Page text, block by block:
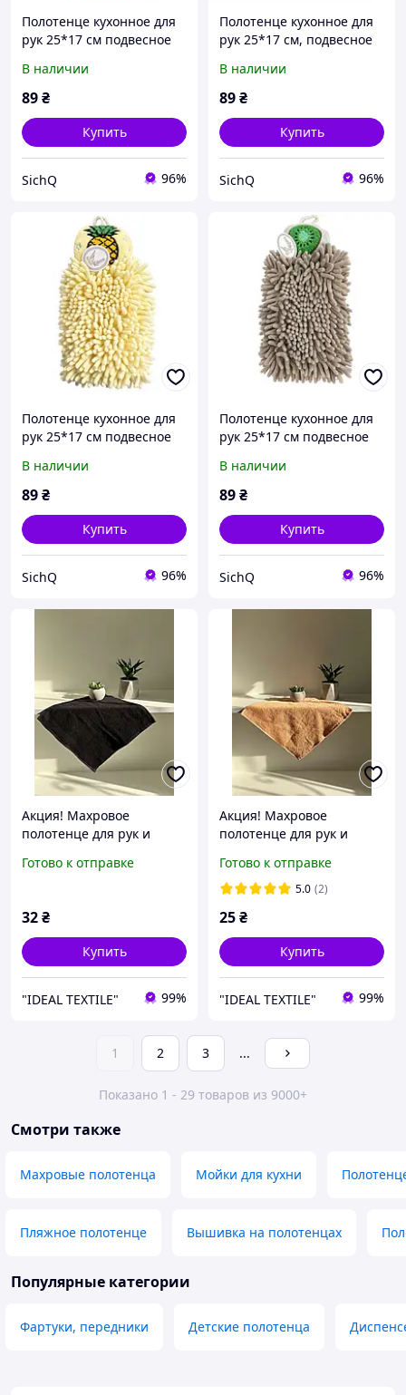
Полотенце кухонное для
рук 25*17 см подвесное
173-19P
В наличии
89₴
Купить
SichQ 96%
Полотенце кухонное для
рук 25*17 см, подвесное
19W
В наличии
89₴
Купить
SichQ 96%
Полотенце кухонное для
рук 25*17 см подвесное
173-19Y
В наличии
89₴
Купить
SichQ 96%
Полотенце кухонное для
рук 25*17 см подвесное
173-19BE
В наличии
89₴
Купить
SichQ 96%
Акция! Махровое
полотенце для рук и
Черный Узбекистан
Готово к отправке
32₴
Купить
"IDEAL TEXTILE" 99%
Акция! Махровое
полотенце для рук и
Узбекистан персик
Готово к отправке
5.0 (2)
25₴
Купить
"IDEAL TEXTILE" 99%
1 2 3 ...
Показано 1 - 29 товаров из 9000+
Смотри также
Махровые полотенца Мойки для кухни
Пляжное полотенце Вышивка на полотенцах
Популярные категории
Фартуки, передники Детские полотенца